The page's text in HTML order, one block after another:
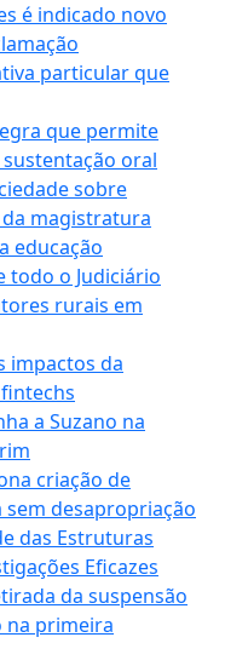
é indicado novo
particular que
que permite
oral
sobre
magistratura
educação
todo o Judiciário
rurais em
impactos da
a Suzano na
criação de
sem desapropriação
das Estruturas
Eficazes
da suspensão
na primeira